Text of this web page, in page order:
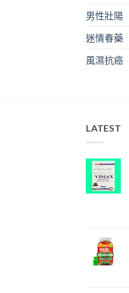
男性壯陽
迷情春藥
風濕抗癌
LATEST